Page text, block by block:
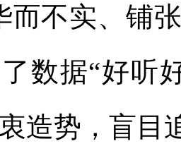
而不实、铺
数据“好听
造势，盲目